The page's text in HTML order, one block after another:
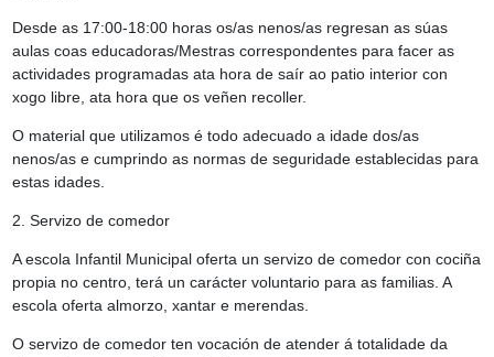
Desde as 17:00-18:00 horas os/as nenos/as regresan as súas
aulas coas educadoras/Mestras correspondentes para facer as
actividades programadas ata hora de saír ao patio interior con
xogo libre, ata hora que os veñen recoller.
O material que utilizamos é todo adecuado a idade dos/as
nenos/as e cumprindo as normas de seguridade establecidas para
estas idades.
2. Servizo de comedor
A escola Infantil Municipal oferta un servizo de comedor con cociña
propia no centro, terá un carácter voluntario para as familias. A
escola oferta almorzo, xantar e merendas.
O servizo de comedor ten vocación de atender á totalidade da